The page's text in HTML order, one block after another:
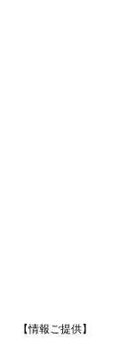
【情報ご提供